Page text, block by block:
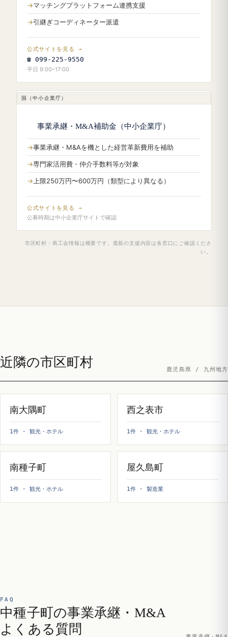
マッチングプラットフォーム連携支援
引継ぎコーディネーター派遣
公式サイトを見る →
☎ 099-225-9550
平日 9:00–17:00
国（中小企業庁）
事業承継・M&A補助金（中小企業庁）
事業承継・M&Aを機とした経営革新費用を補助
専門家活用費・仲介手数料等が対象
上限250万円〜600万円（類型により異なる）
公式サイトを見る →
公募時期は中小企業庁サイトで確認
市区町村・商工会情報は概要です。最新の支援内容は各窓口にご確認くださ
い。
近隣の市区町村 鹿児島県 / 九州地方
南大隅町
1件 · 観光・ホテル
西之表市
1件 · 観光・ホテル
南種子町
1件 · 観光・ホテル
屋久島町
1件 · 製造業
FAQ
中種子町の事業承継・M&A
よくある質問